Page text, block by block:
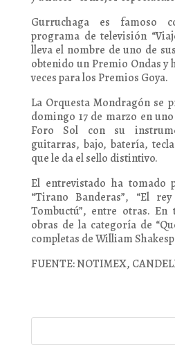
Gurruchaga es famoso
programa de televisión
lleva el nombre de uno de
obtenido un Premio Ondas y
veces para los Premios Goya.
La Orquesta Mondragón se
domingo 17 de marzo en
Foro Sol con su
guitarras, bajo, batería,
que le da el sello distintivo.
El entrevistado ha tomado
“Tirano Banderas”, “El
Tombuctú”, entre otras.
obras de la categoría de
completas de William
FUENTE: NOTIMEX,